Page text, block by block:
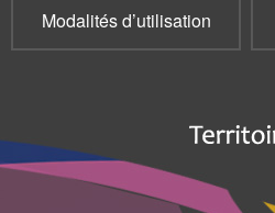
Modalités d’utilisation